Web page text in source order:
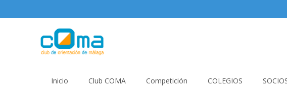
Inicio Club COMA Competición COLEGIOS